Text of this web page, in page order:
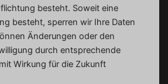
besteht. Soweit eine
besteht, sperren wir Ihre Daten
Änderungen oder den
durch entsprechende
Wirkung für die Zukunft